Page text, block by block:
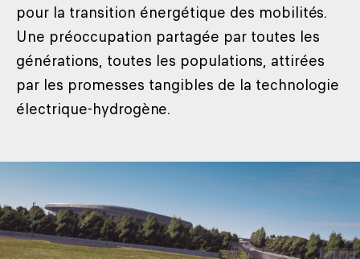
pour la transition énergétique des mobilités.
Une préoccupation partagée par toutes les
générations, toutes les populations, attirées
par les promesses tangibles de la technologie
électrique-hydrogène.